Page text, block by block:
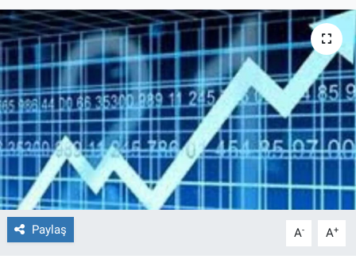
Paylaş A- A+
Eğitim
Eğlence
Ekonomi
Forum
Gerçeğin İzinde
Gün Başlıyor